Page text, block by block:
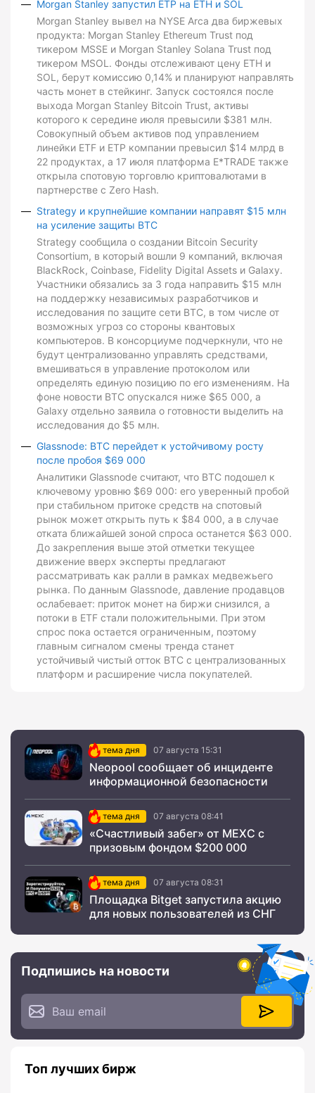
Morgan Stanley запустил ETP на ETH и SOL
Morgan Stanley вывел на NYSE Arca два биржевых
продукта: Morgan Stanley Ethereum Trust под
тикером MSSE и Morgan Stanley Solana Trust под
тикером MSOL. Фонды отслеживают цену ETH и
SOL, берут комиссию 0,14% и планируют направлять
часть монет в стейкинг. Запуск состоялся после
выхода Morgan Stanley Bitcoin Trust, активы
которого к середине июля превысили $381 млн.
Совокупный объем активов под управлением
линейки ETF и ETP компании превысил $14 млрд в
22 продуктах, а 17 июля платформа E*TRADE также
открыла спотовую торговлю криптовалютами в
партнерстве с Zero Hash.
Strategy и крупнейшие компании направят $15 млн
на усиление защиты BTC
Strategy сообщила о создании Bitcoin Security
Consortium, в который вошли 9 компаний, включая
BlackRock, Coinbase, Fidelity Digital Assets и Galaxy.
Участники обязались за 3 года направить $15 млн
на поддержку независимых разработчиков и
исследования по защите сети BTC, в том числе от
возможных угроз со стороны квантовых
компьютеров. В консорциуме подчеркнули, что не
будут централизованно управлять средствами,
вмешиваться в управление протоколом или
определять единую позицию по его изменениям. На
фоне новости BTC опускался ниже $65 000, а
Galaxy отдельно заявила о готовности выделить на
исследования до $5 млн.
Glassnode: BTC перейдет к устойчивому росту
после пробоя $69 000
Аналитики Glassnode считают, что BTC подошел к
ключевому уровню $69 000: его уверенный пробой
при стабильном притоке средств на спотовый
рынок может открыть путь к $84 000, а в случае
отката ближайшей зоной спроса останется $63 000.
До закрепления выше этой отметки текущее
движение вверх эксперты предлагают
рассматривать как ралли в рамках медвежьего
рынка. По данным Glassnode, давление продавцов
ослабевает: приток монет на биржи снизился, а
потоки в ETF стали положительными. При этом
спрос пока остается ограниченным, поэтому
главным сигналом смены тренда станет
устойчивый чистый отток BTC с централизованных
платформ и расширение числа покупателей.
тема дня 07 августа 15:31
Neopool сообщает об инциденте
информационной безопасности
тема дня 07 августа 08:41
«Счастливый забег» от MEXC с
призовым фондом $200 000
тема дня 07 августа 08:31
Площадка Bitget запустила акцию
для новых пользователей из СНГ
Подпишись на новости
Топ лучших бирж